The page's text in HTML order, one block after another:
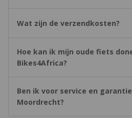
Wat zijn de verzendkosten?
Hoe kan ik mijn oude fiets
Bikes4Africa?
Ben ik voor service en
Moordrecht?